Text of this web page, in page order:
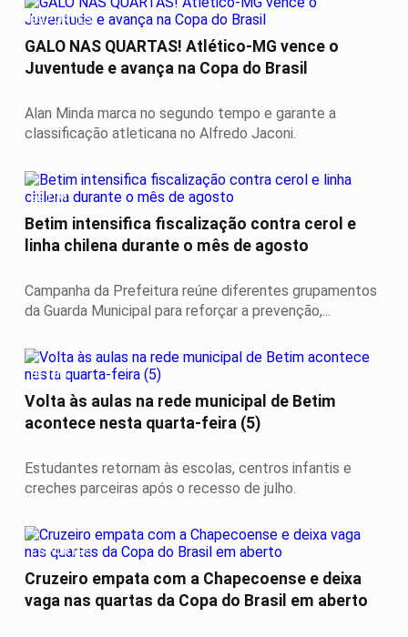
ESPORTES
GALO NAS QUARTAS! Atlético-MG vence o
Juventude e avança na Copa do Brasil
Alan Minda marca no segundo tempo e garante a
classificação atleticana no Alfredo Jaconi.
BETIM
Betim intensifica fiscalização contra cerol e
linha chilena durante o mês de agosto
Campanha da Prefeitura reúne diferentes grupamentos
da Guarda Municipal para reforçar a prevenção,...
BETIM
Volta às aulas na rede municipal de Betim
acontece nesta quarta-feira (5)
Estudantes retornam às escolas, centros infantis e
creches parceiras após o recesso de julho.
ESPORTES
Cruzeiro empata com a Chapecoense e deixa
vaga nas quartas da Copa do Brasil em aberto